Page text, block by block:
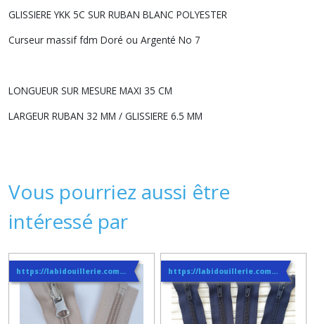
GLISSIERE YKK 5C SUR RUBAN BLANC POLYESTER
Curseur massif fdm Doré ou Argenté No 7
LONGUEUR SUR MESURE MAXI 35 CM
LARGEUR RUBAN 32 MM / GLISSIERE 6.5 MM
Vous pourriez aussi être
intéressé par
https://labidouillerie.com/page/356991-INFO-SUR-LES-LIVRAISONS.html https://labidouillerie.com/page/356991-INFO-SUR-LES-LIVRAISONS.html